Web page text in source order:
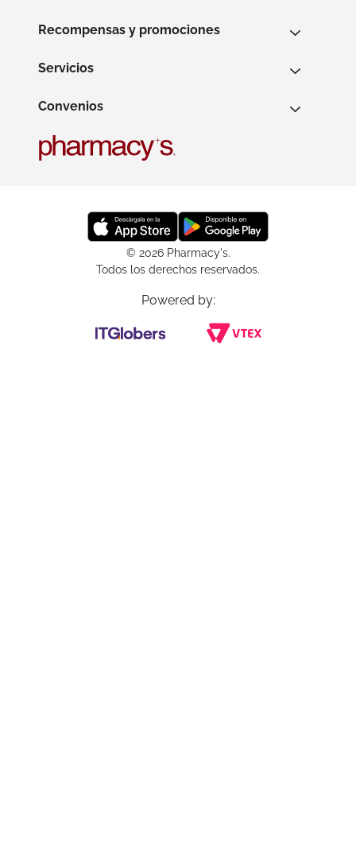
Recompensas y promociones
Servicios
Convenios
© 2026 Pharmacy's.
Todos los derechos reservados.
Powered by: